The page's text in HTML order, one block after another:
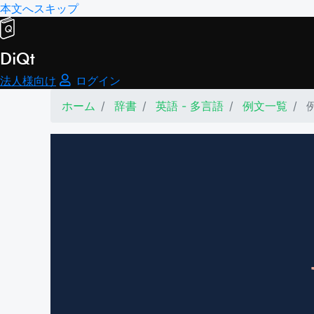
本文へスキップ
DiQt
法人様向け
ログイン
ホーム
辞書 英語 - 多言語 例文一覧